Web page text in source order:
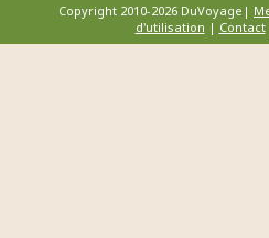
Copyright 2010-2026 DuVoyage|
d'utilisation | Contact